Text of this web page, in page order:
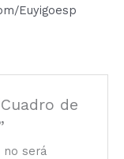
Euyigoesp
de
no será